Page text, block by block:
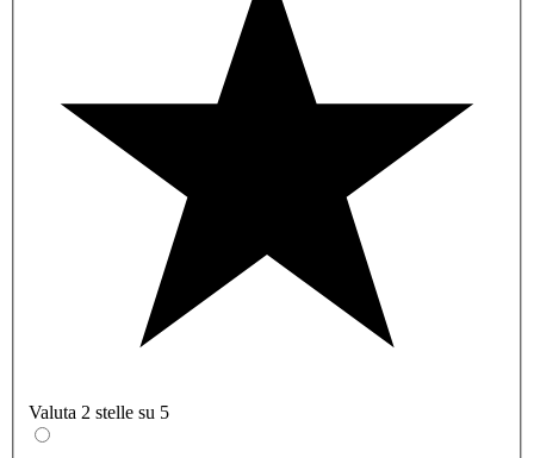
Valuta 2 stelle su 5